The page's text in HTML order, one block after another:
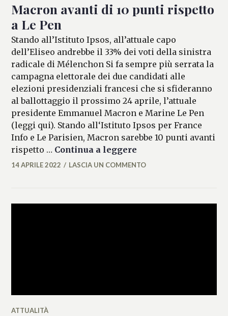
Macron avanti di 10 punti rispetto
a Le Pen
Stando all’Istituto Ipsos, all’attuale capo
dell’Eliseo andrebbe il 33% dei voti della sinistra
radicale di Mélenchon Si fa sempre più serrata la
campagna elettorale dei due candidati alle
elezioni presidenziali francesi che si sfideranno
al ballottaggio il prossimo 24 aprile, l’attuale
presidente Emmanuel Macron e Marine Le Pen
(leggi qui). Stando all‘Istituto Ipsos per France
Info e Le Parisien, Macron sarebbe 10 punti avanti
rispetto … Continua a leggere
FRANCESCA
14 APRILE 2022 LASCIA UN COMMENTO
ATTUALITÀ